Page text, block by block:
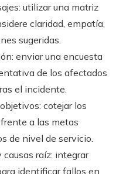
utilizar una matriz
claridad, empatía,
sugeridas.
enviar una encuesta
de los afectados
el incidente.
cotejar los
a las metas
de nivel de servicio.
raíz: integrar
identificar fallos en